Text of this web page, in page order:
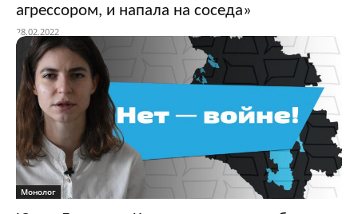
агрессором, и напала на соседа»
28.02.2022
Монолог